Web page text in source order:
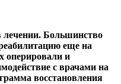
лечении. Большинство
еще на
оперировали и
с врачами на
восстановления